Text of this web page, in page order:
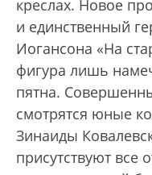
креслах. Новое
и единственный
Иогансона «На
фигура лишь
пятна.
смотрятся юные
Зинаиды
присутствуют все